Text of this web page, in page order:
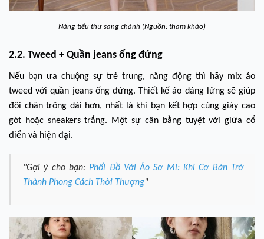
Nàng tiểu thư sang chảnh (Nguồn: tham khảo)
2.2. Tweed + Quần jeans ống đứng
Nếu bạn ưa chuộng sự trẻ trung, năng động thì hãy mix áo
tweed với quần jeans ống đứng. Thiết kế áo dáng lửng sẽ giúp
đôi chân trông dài hơn, nhất là khi bạn kết hợp cùng giày cao
gót hoặc sneakers trắng. Một sự cân bằng tuyệt vời giữa cổ
điển và hiện đại.
"Gợi ý cho bạn: Phối Đồ Với Áo Sơ Mi: Khi Cơ Bản Trở
Thành Phong Cách Thời Thượng"